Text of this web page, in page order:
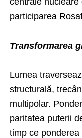
centrale nucleare
participarea
Transformarea
Lumea
structurală,
multipolar.
paritatea puterii
timp ce ponderea